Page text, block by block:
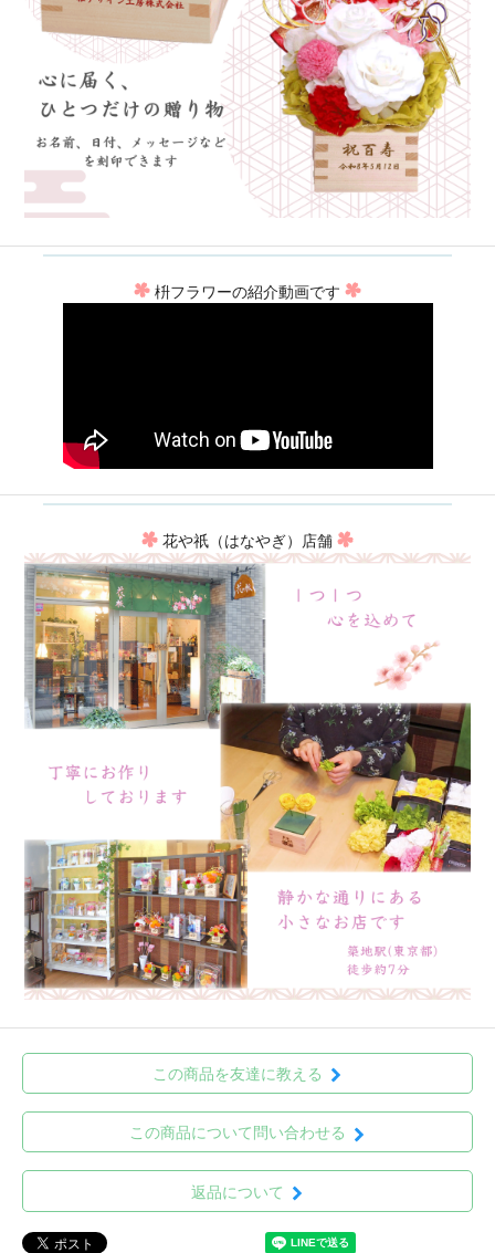
枡フラワーの紹介動画です
花や祇（はなやぎ）店舗
この商品を友達に教える
この商品について問い合わせる
返品について